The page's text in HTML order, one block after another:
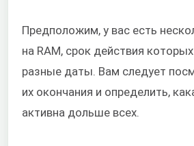
Предположим, у вас есть
на RAM, срок действия
разные даты. Вам следует
их окончания и определить,
активна дольше всех.